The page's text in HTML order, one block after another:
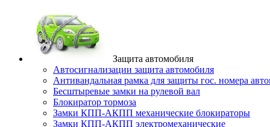
Защита автомобиля
Автосигнализации защита автомобиля
Антивандальная рамка для защиты гос. номера
Бесштыревые замки на рулевой вал
Блокиратор тормоза
Замки КПП-АКПП механические блокираторы
Замки КПП-АКПП электромеханические